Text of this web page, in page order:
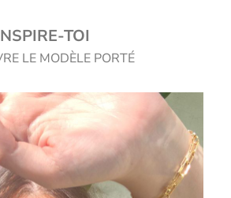
TOI
LE MODÈLE PORTÉ